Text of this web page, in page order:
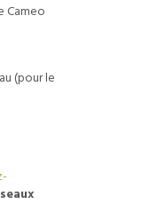
Cameo
(pour le